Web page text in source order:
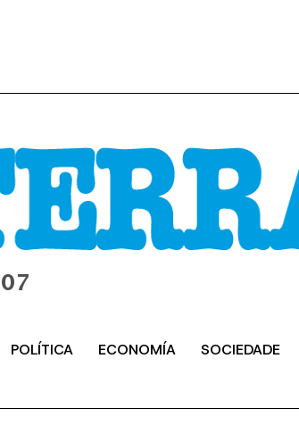
POLÍTICA ECONOMÍA SOCIEDADE